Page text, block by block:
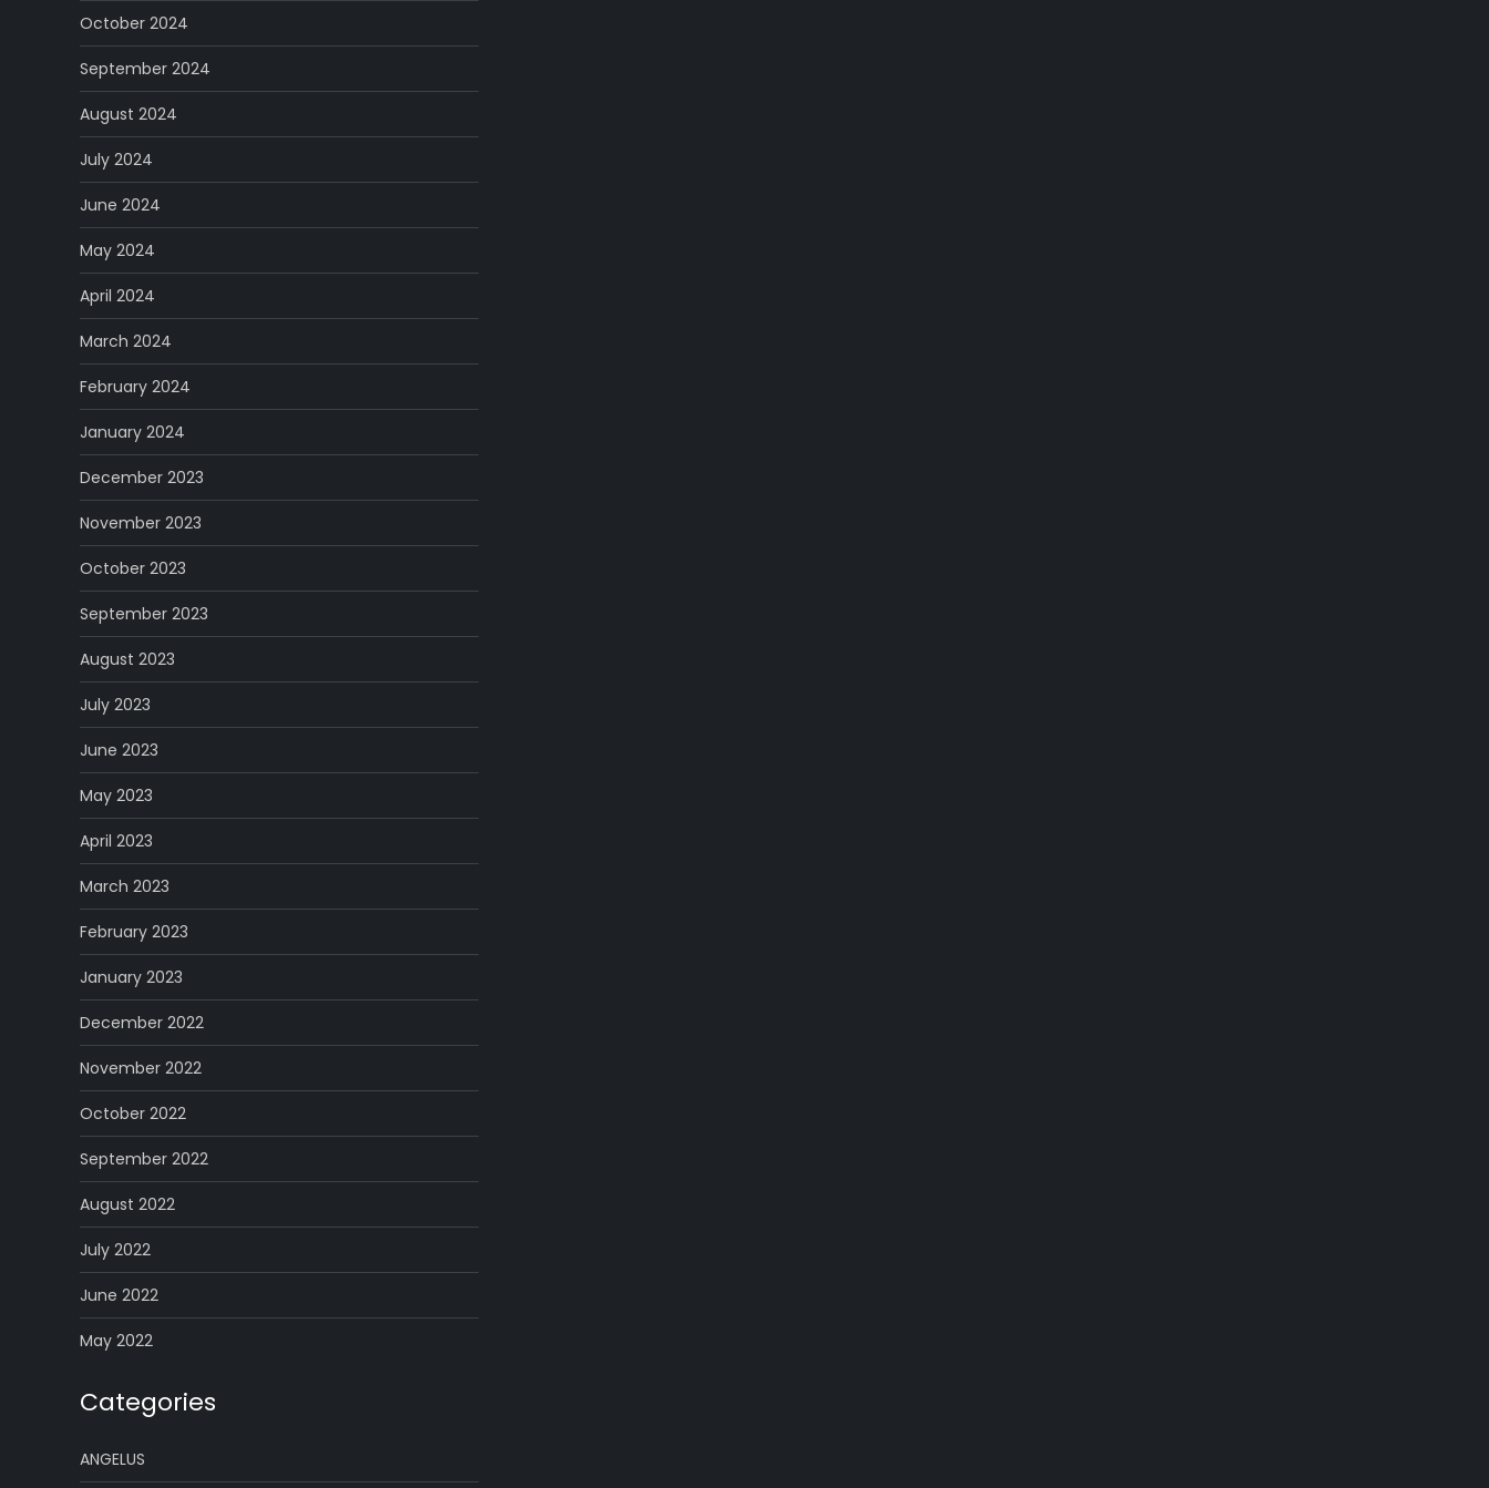
October 2024
September 2024
August 2024
July 2024
June 2024
May 2024
April 2024
March 2024
February 2024
January 2024
December 2023
November 2023
October 2023
September 2023
August 2023
July 2023
June 2023
May 2023
April 2023
March 2023
February 2023
January 2023
December 2022
November 2022
October 2022
September 2022
August 2022
July 2022
June 2022
May 2022
Categories
ANGELUS